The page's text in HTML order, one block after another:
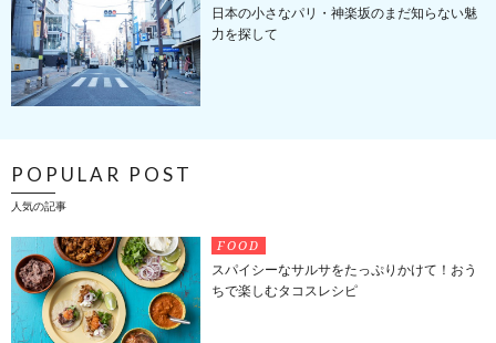
日本の小さなパリ・神楽坂のまだ知らない魅
力を探して
POPULAR POST
人気の記事
FOOD
スパイシーなサルサをたっぷりかけて！おう
ちで楽しむタコスレシピ